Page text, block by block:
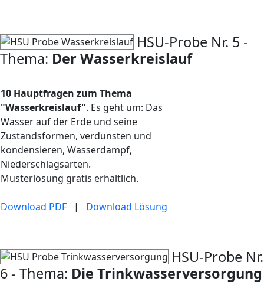
HSU-Probe Nr. 5 -
Thema: Der Wasserkreislauf
10 Hauptfragen zum Thema
"Wasserkreislauf". Es geht um: Das
Wasser auf der Erde und seine
Zustandsformen, verdunsten und
kondensieren, Wasserdampf,
Niederschlagsarten.
Musterlösung gratis erhältlich.
Download PDF | Download Lösung
HSU-Probe Nr.
6 - Thema: Die Trinkwasserversorgung